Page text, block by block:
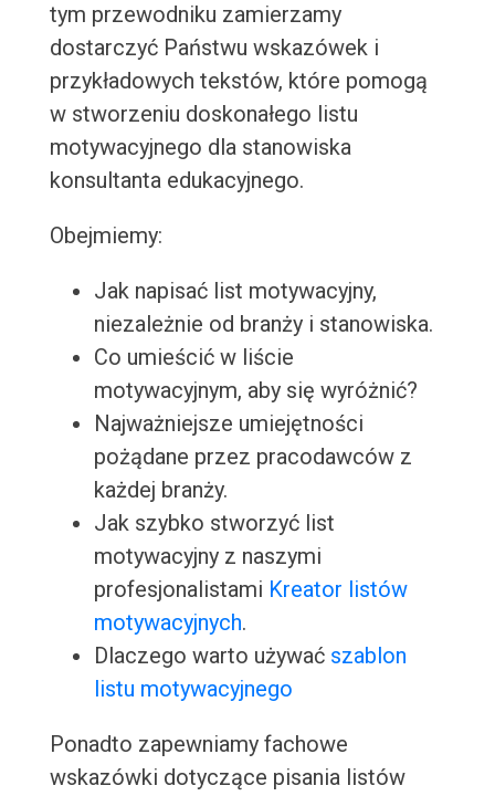
tym przewodniku zamierzamy
dostarczyć Państwu wskazówek i
przykładowych tekstów, które pomogą
w stworzeniu doskonałego listu
motywacyjnego dla stanowiska
konsultanta edukacyjnego.
Obejmiemy:
Jak napisać list motywacyjny,
niezależnie od branży i stanowiska.
Co umieścić w liście
motywacyjnym, aby się wyróżnić?
Najważniejsze umiejętności
pożądane przez pracodawców z
każdej branży.
Jak szybko stworzyć list
motywacyjny z naszymi
profesjonalistami Kreator listów
motywacyjnych.
Dlaczego warto używać szablon
listu motywacyjnego
Ponadto zapewniamy fachowe
wskazówki dotyczące pisania listów